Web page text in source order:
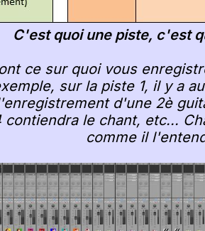
C'est quoi une piste, c'est
ce sur quoi vous
sur la piste 1, il y a
d'une 2è
contiendra le chant, etc...
comme il